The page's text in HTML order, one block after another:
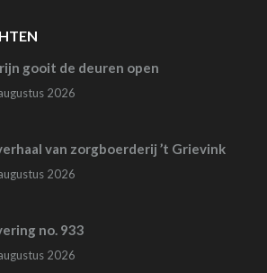
gooit de deuren open
2026
van zorgboerderij ’t Grievink
2026
no. 933
2026